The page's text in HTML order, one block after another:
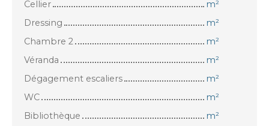
Cellier
m²
Dressing
m²
Chambre 2
m²
Véranda
m²
Dégagement escaliers
m²
WC
m²
Bibliothèque
m²